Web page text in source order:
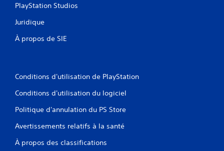
PlayStation Studios
Juridique
À propos de SIE
Conditions d'utilisation de PlayStation
Conditions d'utilisation du logiciel
Politique d'annulation du PS Store
Avertissements relatifs à la santé
À propos des classifications